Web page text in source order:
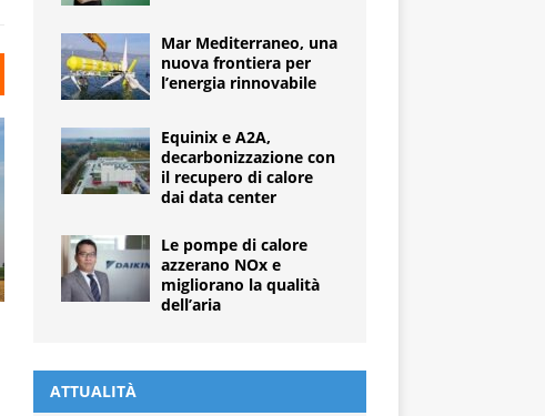
Mar Mediterraneo, una
nuova frontiera per
l’energia rinnovabile
Equinix e A2A,
decarbonizzazione con
il recupero di calore
dai data center
Le pompe di calore
azzerano NOx e
migliorano la qualità
dell’aria
ATTUALITÀ